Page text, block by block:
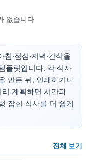
없습니다
·점심·저녁·간식을
플릿입니다. 각 식사
만든 뒤, 인쇄하거나
계획하면 시간과
잡힌 식사를 더 쉽게
전체 보기